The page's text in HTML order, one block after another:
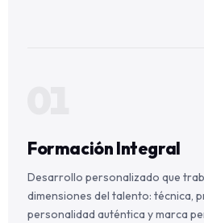
Formación Integral
Desarrollo personalizado que
dimensiones del talento: técnica,
personalidad auténtica y marca